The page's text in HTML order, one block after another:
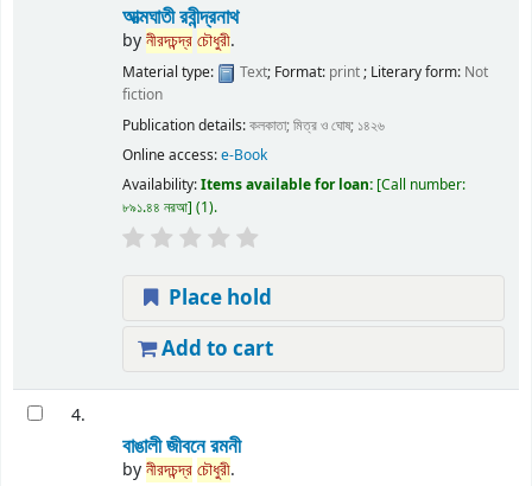
আত্মঘাতী রবীন্দ্রনাথ
byনীরদচন্দ্র চৌধুরী.
Material type: Text; Format: print; Literary form: Not
fiction
Publication details:কলকাতা;মিত্র ও ঘোষ; ১৪২৬
Online access:e-Book
Availability:Items available for loan: Call number:
৮৯১.৪৪ নরআ (1).
Place hold
Add to cart
4.
বাঙালী জীবনে রমনী
byনীরদচন্দ্র চৌধুরী.